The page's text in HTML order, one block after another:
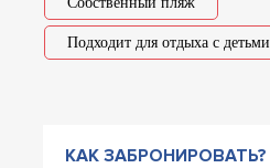
Подходит для отдыха с детьми
КАК ЗАБРОНИРОВАТЬ?